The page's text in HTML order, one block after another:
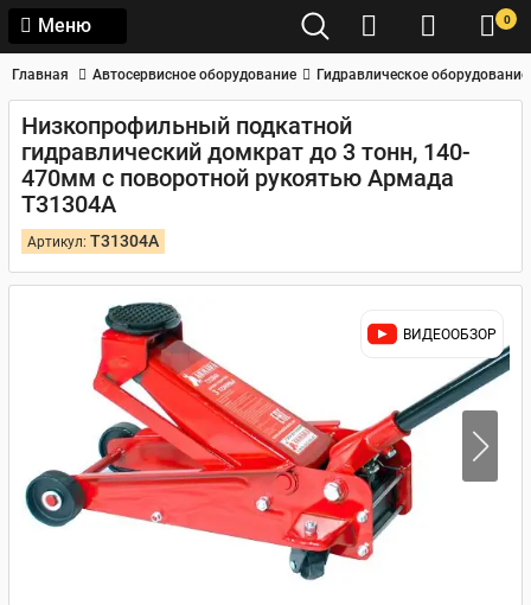
Меню 0
Главная Автосервисное оборудование Гидравлическое оборудование
Низкопрофильный подкатной
гидравлический домкрат до 3 тонн, 140-
470мм с поворотной рукоятью Армада
T31304A
Артикул: T31304A
ВИДЕООБЗОР